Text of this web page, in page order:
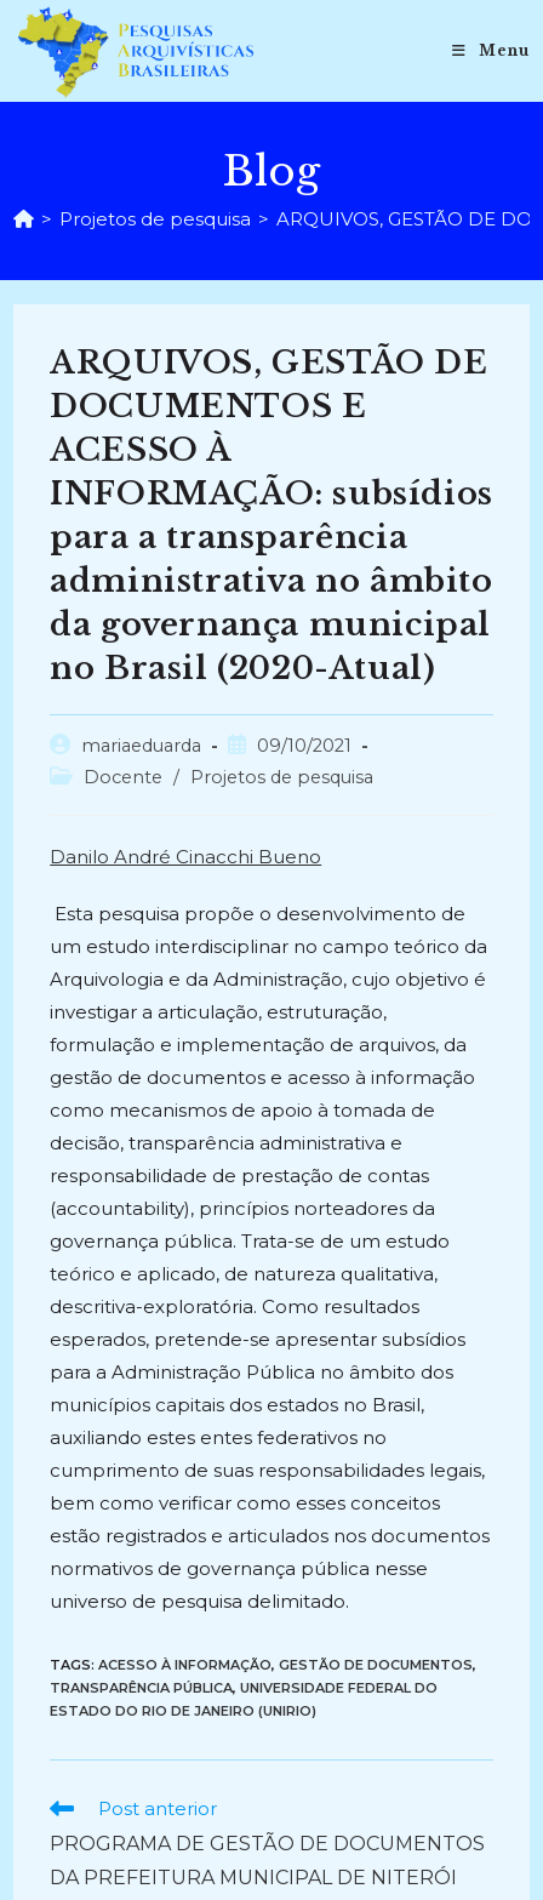
para
conteúdo
Menu
Blog
> Projetos de pesquisa > ARQUIVOS, GESTÃO DE
ARQUIVOS, GESTÃO DE
DOCUMENTOS E
ACESSO À
INFORMAÇÃO: subsídios
para a transparência
administrativa no âmbito
da governança municipal
no Brasil (2020-Atual)
Autor
do
mariaeduarda
Post
publicado:
09/10/2021
Categoria
Docente / Projetos de pesquisa
Danilo André Cinacchi Bueno
Esta pesquisa propõe o desenvolvimento de
um estudo interdisciplinar no campo teórico da
Arquivologia e da Administração, cujo objetivo é
investigar a articulação, estruturação,
formulação e implementação de arquivos, da
gestão de documentos e acesso à informação
como mecanismos de apoio à tomada de
decisão, transparência administrativa e
responsabilidade de prestação de contas
(accountability), princípios norteadores da
governança pública. Trata-se de um estudo
teórico e aplicado, de natureza qualitativa,
descritiva-exploratória. Como resultados
esperados, pretende-se apresentar subsídios
para a Administração Pública no âmbito dos
municípios capitais dos estados no Brasil,
auxiliando estes entes federativos no
cumprimento de suas responsabilidades legais,
bem como verificar como esses conceitos
estão registrados e articulados nos documentos
normativos de governança pública nesse
universo de pesquisa delimitado.
TAGS:ACESSO À INFORMAÇÃO, GESTÃO DE DOCUMENTOS,
TRANSPARÊNCIA PÚBLICA, UNIVERSIDADE FEDERAL DO
ESTADO DO RIO DE JANEIRO (UNIRIO)
Ler
artigos
Post anterior
PROGRAMA DE GESTÃO DE DOCUMENTOS
DA PREFEITURA MUNICIPAL DE NITERÓI